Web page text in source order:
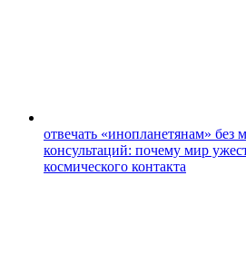
отвечать «инопланетянам» без
консультаций: почему мир
космического контакта